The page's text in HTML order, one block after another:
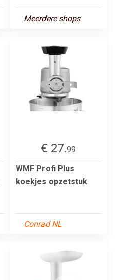
Meerdere shops
€ 27.99
WMF Profi Plus
koekjes opzetstuk
Conrad NL